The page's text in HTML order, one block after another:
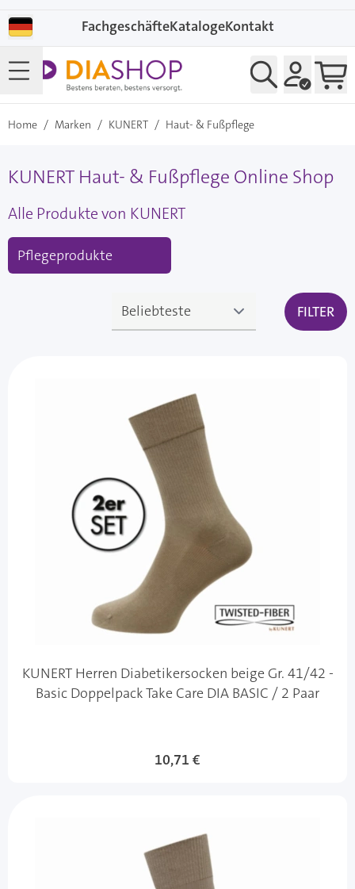
FachgeschäfteKatalogeKontakt
Home / Marken / KUNERT / Haut- & Fußpflege
KUNERT Haut- & Fußpflege Online Shop
Alle Produkte von KUNERT
Pflegeprodukte
FILTER
KUNERT Herren Diabetikersocken beige Gr. 41/42 -
Basic Doppelpack Take Care DIA BASIC / 2 Paar
10,71 €